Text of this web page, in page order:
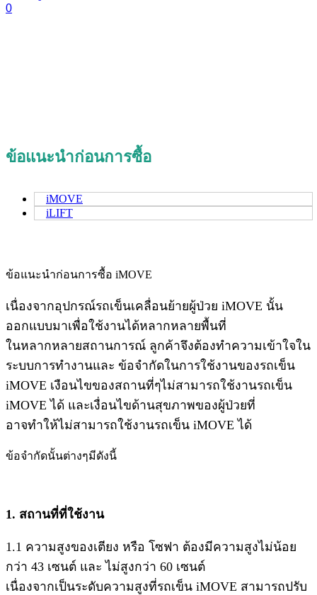
0
ข้อแนะนำก่อนการซื้อ
iMOVE
iLIFT
ข้อแนะนำก่อนการซื้อ iMOVE
เนื่องจากอุปกรณ์รถเข็นเคลื่อนย้ายผู้ป่วย iMOVE นั้น
ออกแบบมาเพื่อใช้งานได้หลากหลายพื้นที่
ในหลากหลายสถานการณ์ ลูกค้าจึงต้องทำความเข้าใจใน
ระบบการทำงานและ ข้อจำกัดในการใช้งานของรถเข็น
iMOVE เงือนไขของสถานที่ๆไม่สามารถใช้งานรถเข็น
iMOVE ได้ และเงื่อนไขด้านสุขภาพของผู้ป่วยที่
อาจทำให้ไม่สามารถใช้งานรถเข็น iMOVE ได้
ข้อจำกัดนั้นต่างๆมีดังนี้
1. สถานที่ที่ใช้งาน
1.1 ความสูงของเตียง หรือ โซฟา ต้องมีความสูงไม่น้อย
กว่า 43 เซนต์ และ ไม่สูงกว่า 60 เซนต์
เนื่องจากเป็นระดับความสูงที่รถเข็น iMOVE สามารถปรับ